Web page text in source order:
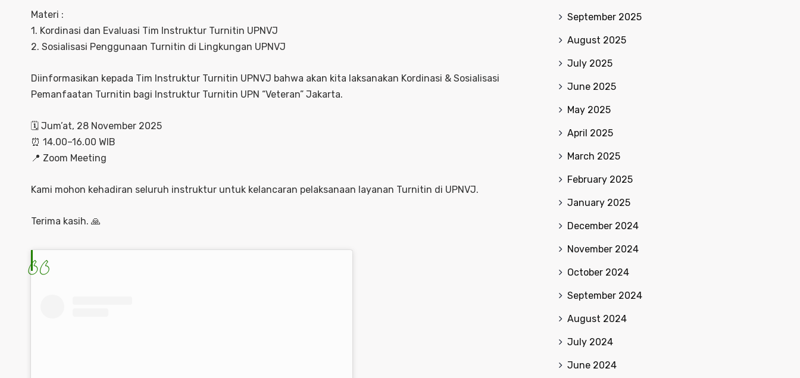
Materi :
1. Kordinasi dan Evaluasi Tim Instruktur Turnitin UPNVJ
2. Sosialisasi Penggunaan Turnitin di Lingkungan UPNVJ
Diinformasikan kepada Tim Instruktur Turnitin UPNVJ bahwa akan kita laksanakan Kordinasi & Sosialisasi
Pemanfaatan Turnitin bagi Instruktur Turnitin UPN “Veteran” Jakarta.
🗓 Jum’at, 28 November 2025
⏰ 14.00–16.00 WIB
📍 Zoom Meeting
Kami mohon kehadiran seluruh instruktur untuk kelancaran pelaksanaan layanan Turnitin di UPNVJ.
Terima kasih. 🙏
September 2025
August 2025
July 2025
June 2025
May 2025
April 2025
March 2025
February 2025
January 2025
December 2024
November 2024
October 2024
September 2024
August 2024
July 2024
June 2024